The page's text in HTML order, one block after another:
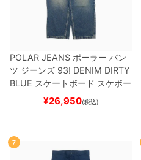
POLAR JEANS ポーラー パン
ツ ジーンズ 93! DENIM DIRTY
BLUE スケートボード スケボー
¥26,950(税込)
7